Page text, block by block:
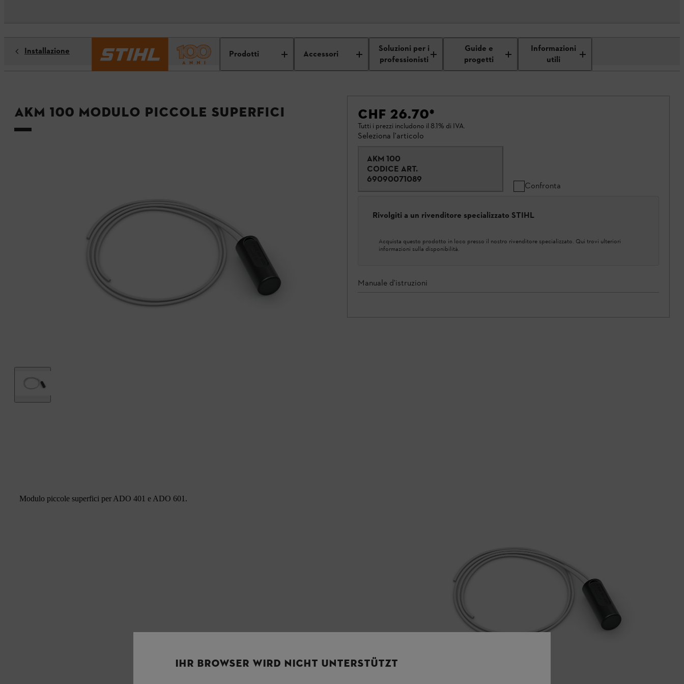
Prodotti Accessori
Soluzioni per i
professionisti
Guide e
progetti
Informazioni
utili
Installazione
AKM 100 Modulo piccole superfici CHF 26.70*
Tutti i prezzi includono il 8.1% di IVA.
Seleziona l'articolo
AKM 100
CODICE ART.
69090071089
Confronta
Rivolgiti a un rivenditore specializzato STIHL
Acquista questo prodotto in loco presso il nostro rivenditore specializzato. Qui trovi ulteriori
informazioni sulla disponibilità.
Manuale d'istruzioni
Modulo piccole superfici per ADO 401 e ADO 601.
IHR BROWSER WIRD NICHT UNTERSTÜTZT